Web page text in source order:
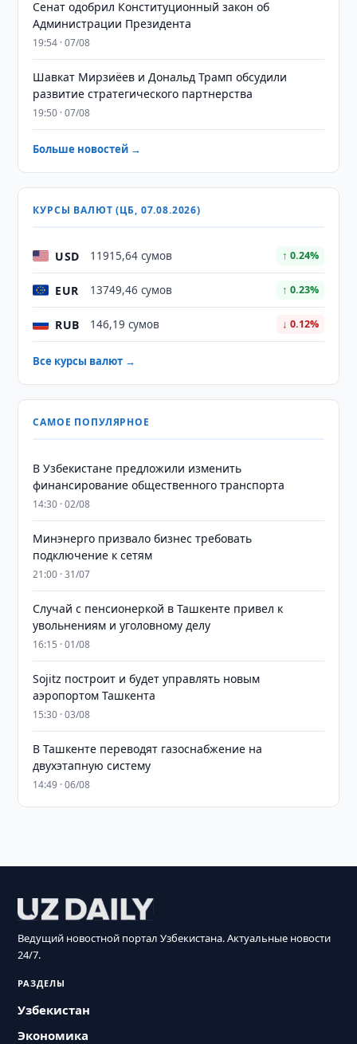
Сенат одобрил Конституционный закон об
Администрации Президента
19:54 · 07/08
Шавкат Мирзиёев и Дональд Трамп обсудили
развитие стратегического партнерства
19:50 · 07/08
Больше новостей →
КУРСЫ ВАЛЮТ (ЦБ, 07.08.2026)
USD 11915,64 сумов ↑ 0.24%
EUR 13749,46 сумов ↑ 0.23%
RUB 146,19 сумов ↓ 0.12%
Все курсы валют →
САМОЕ ПОПУЛЯРНОЕ
В Узбекистане предложили изменить
финансирование общественного транспорта
14:30 · 02/08
Минэнерго призвало бизнес требовать
подключение к сетям
21:00 · 31/07
Случай с пенсионеркой в Ташкенте привел к
увольнениям и уголовному делу
16:15 · 01/08
Sojitz построит и будет управлять новым
аэропортом Ташкента
15:30 · 03/08
В Ташкенте переводят газоснабжение на
двухэтапную систему
14:49 · 06/08
Ведущий новостной портал Узбекистана. Актуальные новости
24/7.
РАЗДЕЛЫ
Узбекистан
Экономика